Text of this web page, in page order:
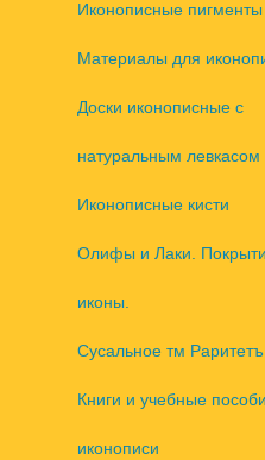
Иконописные пигменты
Материалы для
Доски иконописные с
натуральным левкасом
Иконописные кисти
Олифы и Лаки.
иконы.
Сусальное тм Раритетъ
Книги и учебные
иконописи